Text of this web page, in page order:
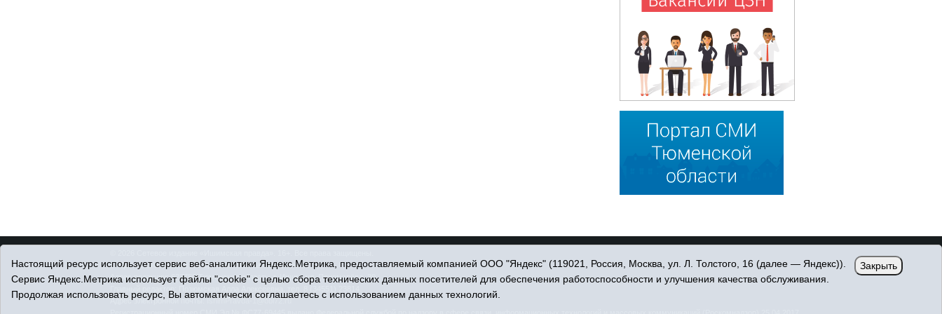
© При использовании материалов ссылка обязательна.
Адрес редакции: 627750 Тюменская область, г. Ишим, ул. Пономарёва, 39.
Адрес электронной почты:IshimPravda-1@obl72.ru
Настоящий ресурс использует сервис веб-аналитики Яндекс.Метрика, предоставляемый компанией ООО "Яндекс" (119021, Россия, Москва, ул. Л. Толстого, 16 (далее — Яндекс)).
Сервис Яндекс.Метрика использует файлы "cookie" с целью сбора технических данных посетителей для обеспечения работоспособности и улучшения качества обслуживания.
Продолжая использовать ресурс, Вы автоматически соглашаетесь с использованием данных технологий.
Закрыть